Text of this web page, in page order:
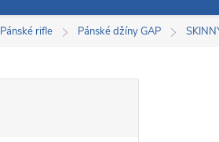
Pánské rifle Pánské džíny GAP